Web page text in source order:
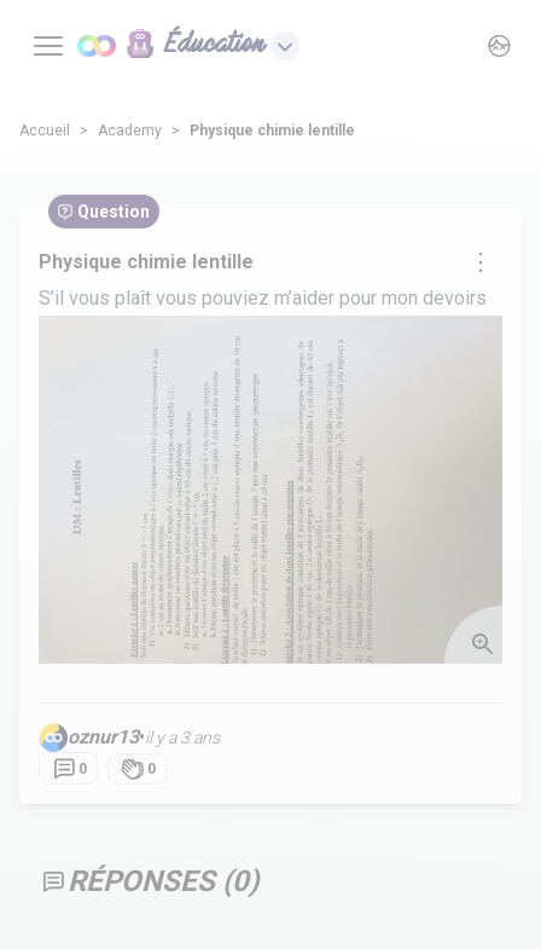
Éducation
Accueil Academy Physique chimie lentille
Question
Physique chimie lentille
S’il vous plaît vous pouviez m’aider pour mon devoirs
oznur13•il y a 3 ans
0 0
RÉPONSES (0)